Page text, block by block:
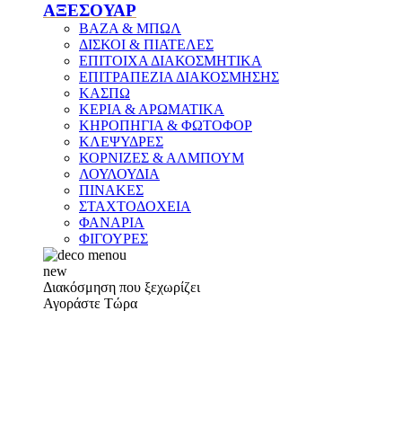
ΑΞΕΣΟΥΑΡ
ΒΑΖΑ & ΜΠΩΛ
ΔΙΣΚΟΙ & ΠΙΑΤΕΛΕΣ
ΕΠΙΤΟΙΧΑ ΔΙΑΚΟΣΜΗΤΙΚΑ
ΕΠΙΤΡΑΠΕΖΙΑ ΔΙΑΚΟΣΜΗΣΗΣ
ΚΑΣΠΩ
ΚΕΡΙΑ & ΑΡΩΜΑΤΙΚΑ
ΚΗΡΟΠΗΓΙΑ & ΦΩΤΟΦΟΡ
ΚΛΕΨΥΔΡΕΣ
ΚΟΡΝΙΖΕΣ & ΑΛΜΠΟΥΜ
ΛΟΥΛΟΥΔΙΑ
ΠΙΝΑΚΕΣ
ΣΤΑΧΤΟΔΟΧΕΙΑ
ΦΑΝΑΡΙΑ
ΦΙΓΟΥΡΕΣ
new
Διακόσμηση που ξεχωρίζει
Αγοράστε Τώρα